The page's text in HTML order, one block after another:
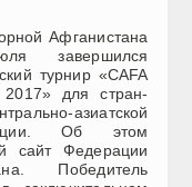
Афганистана
завершился
турнир «CAFA
для стран-
азиатской
Об этом
сайт Федерации
Победитель